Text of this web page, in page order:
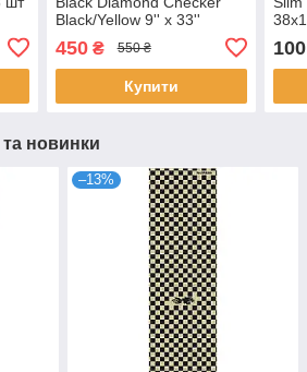
Black/Yellow 9'' x 33''
450₴ 550 ₴
Купити
100
та новинки
–13%